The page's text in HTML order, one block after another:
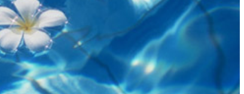
みんな癒しを求めている